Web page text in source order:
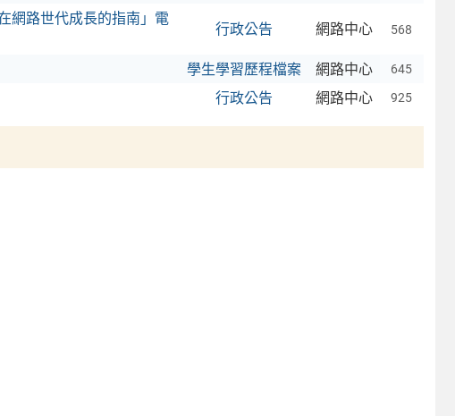
網路世代成長的指南」電
行政公告 網路中心 568
學生學習歷程檔案 網路中心 645
行政公告 網路中心 925